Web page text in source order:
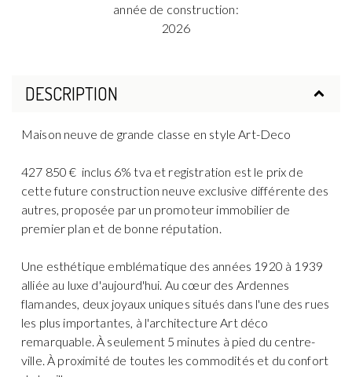
année de construction:
2026
DESCRIPTION
Maison neuve de grande classe en style Art-Deco
427 850 € inclus 6% tva et registration est le prix de
cette future construction neuve exclusive différente des
autres, proposée par un promoteur immobilier de
premier plan et de bonne réputation.
Une esthétique emblématique des années 1920 à 1939
alliée au luxe d'aujourd'hui. Au cœur des Ardennes
flamandes, deux joyaux uniques situés dans l'une des rues
les plus importantes, à l'architecture Art déco
remarquable. À seulement 5 minutes à pied du centre-
ville. À proximité de toutes les commodités et du confort